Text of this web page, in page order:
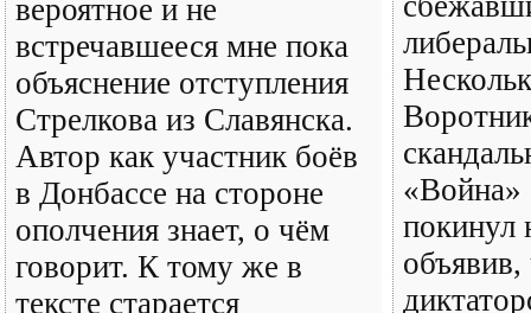
вероятное и не
встречавшееся мне пока
объяснение отступления
Стрелкова из Славянска.
Автор как участник боёв
в Донбассе на стороне
ополчения знает, о чём
говорит. К тому же в
тексте старается
«Война»
покинул
объявив,